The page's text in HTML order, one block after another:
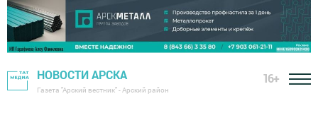
НОВОСТИ АРСКА
Газета "Арский вестник" - Арский район
16+